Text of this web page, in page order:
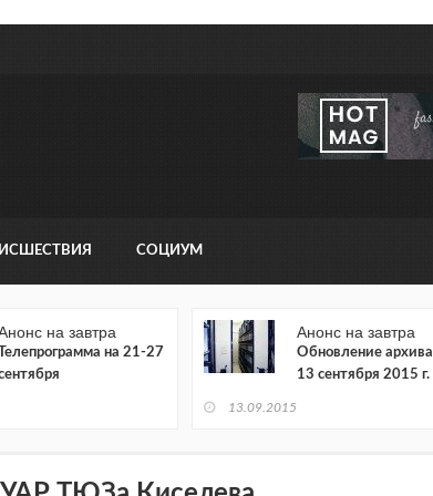
СОЦИУМ
на завтра
Телепрограмма на 21-27
Анонс на завтра
Обновление архива
13 сентября 2015 г.
13.09.2015